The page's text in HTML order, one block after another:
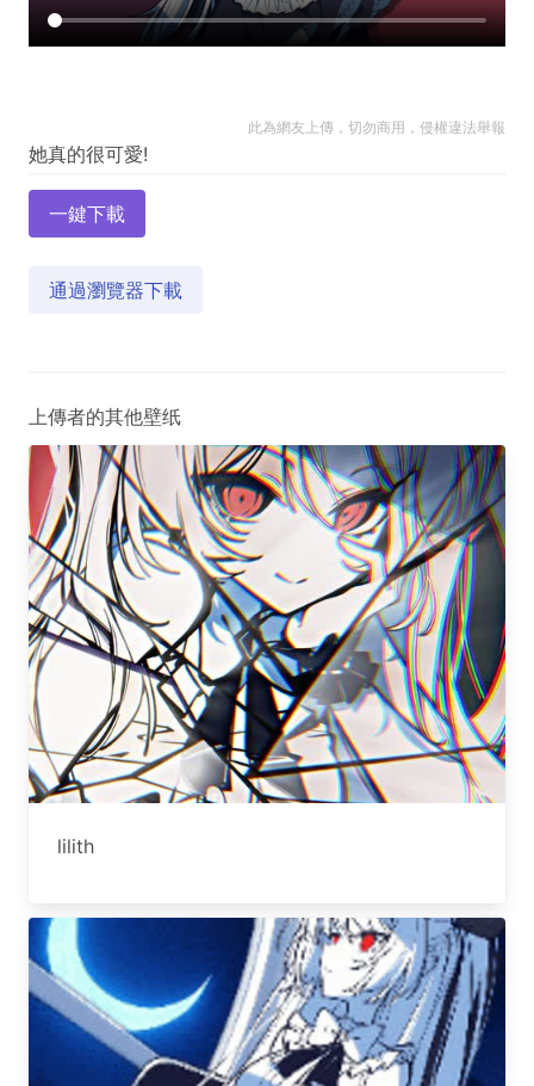
此為網友上傳，切勿商用，侵權違法舉報
一鍵下載
通過瀏覽器下載
上傳者的其他壁纸
lilith